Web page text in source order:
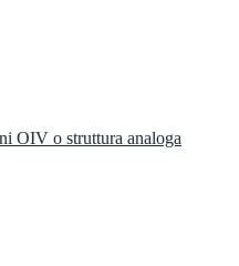
OIV o struttura analoga